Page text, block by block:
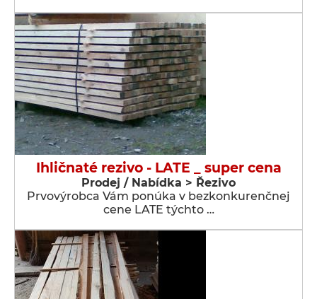
Ihličnaté rezivo - LATE _ super cena
Prodej / Nabídka > Řezivo
Prvovýrobca Vám ponúka v bezkonkurenčnej
cene LATE týchto …